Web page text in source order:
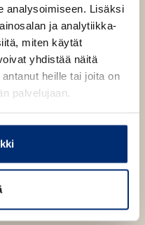
analysoimiseen. Lisäksi
ja analytiikka-
miten käytät
yhdistää näitä
heille tai joita on
palvelujaan.